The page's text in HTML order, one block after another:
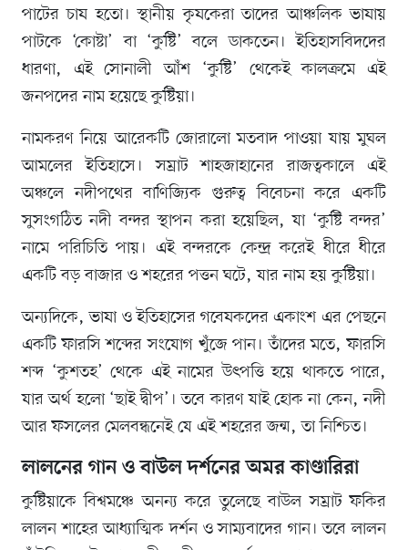
পাটের চাষ হতো। স্থানীয় কৃষকেরা তাদের আঞ্চলিক ভাষায়
পাটকে ‘কোষ্টা’ বা ‘কুষ্টি’ বলে ডাকতেন। ইতিহাসবিদদের
ধারণা, এই সোনালী আঁশ ‘কুষ্টি’ থেকেই কালক্রমে এই
জনপদের নাম হয়েছে কুষ্টিয়া।
নামকরণ নিয়ে আরেকটি জোরালো মতবাদ পাওয়া যায় মুঘল
আমলের ইতিহাসে। সম্রাট শাহজাহানের রাজত্বকালে এই
অঞ্চলে নদীপথের বাণিজ্যিক গুরুত্ব বিবেচনা করে একটি
সুসংগঠিত নদী বন্দর স্থাপন করা হয়েছিল, যা ‘কুষ্টি বন্দর’
নামে পরিচিতি পায়। এই বন্দরকে কেন্দ্র করেই ধীরে ধীরে
একটি বড় বাজার ও শহরের পত্তন ঘটে, যার নাম হয় কুষ্টিয়া।
অন্যদিকে, ভাষা ও ইতিহাসের গবেষকদের একাংশ এর পেছনে
একটি ফারসি শব্দের সংযোগ খুঁজে পান। তাঁদের মতে, ফারসি
শব্দ ‘কুশতহ’ থেকে এই নামের উৎপত্তি হয়ে থাকতে পারে,
যার অর্থ হলো ‘ছাই দ্বীপ’। তবে কারণ যাই হোক না কেন, নদী
আর ফসলের মেলবন্ধনেই যে এই শহরের জন্ম, তা নিশ্চিত।
লালনের গান ও বাউল দর্শনের অমর কাণ্ডারিরা
কুষ্টিয়াকে বিশ্বমঞ্চে অনন্য করে তুলেছে বাউল সম্রাট ফকির
লালন শাহের আধ্যাত্মিক দর্শন ও সাম্যবাদের গান। তবে লালন